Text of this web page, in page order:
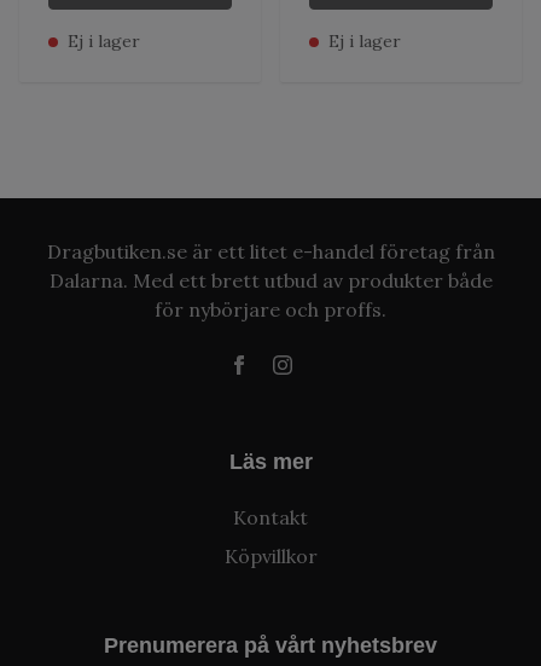
Ej i lager Ej i lager
Dragbutiken.se är ett litet e-handel företag från
Dalarna. Med ett brett utbud av produkter både
för nybörjare och proffs.
Läs mer
Kontakt
Köpvillkor
Prenumerera på vårt nyhetsbrev